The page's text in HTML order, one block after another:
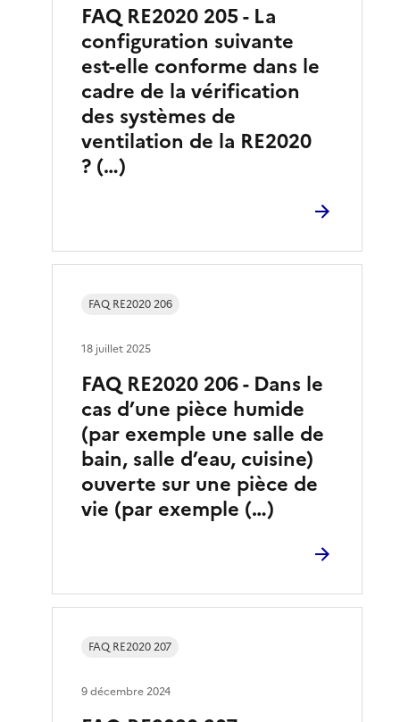
FAQ RE2020 205 - La
configuration suivante
est-elle conforme dans le
cadre de la vérification
des systèmes de
ventilation de la RE2020
? (…)
FAQ RE2020 206 - Dans le
cas d’une pièce humide
(par exemple une salle de
bain, salle d’eau, cuisine)
ouverte sur une pièce de
vie (par exemple (…)
FAQ RE2020 206
18 juillet 2025
FAQ RE2020 207
9 décembre 2024